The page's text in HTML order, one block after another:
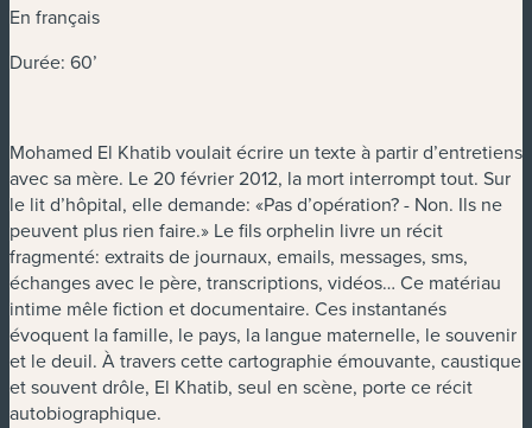
En français
Durée: 60’
Mohamed El Khatib voulait écrire un texte à partir d’entretiens
avec sa mère. Le 20 février 2012, la mort interrompt tout. Sur
le lit d’hôpital, elle demande: «Pas d’opération? - Non. Ils ne
peuvent plus rien faire.» Le fils orphelin livre un récit
fragmenté: extraits de journaux, emails, messages, sms,
échanges avec le père, transcriptions, vidéos… Ce matériau
intime mêle fiction et documentaire. Ces instantanés
évoquent la famille, le pays, la langue maternelle, le souvenir
et le deuil. À travers cette cartographie émouvante, caustique
et souvent drôle, El Khatib, seul en scène, porte ce récit
autobiographique.